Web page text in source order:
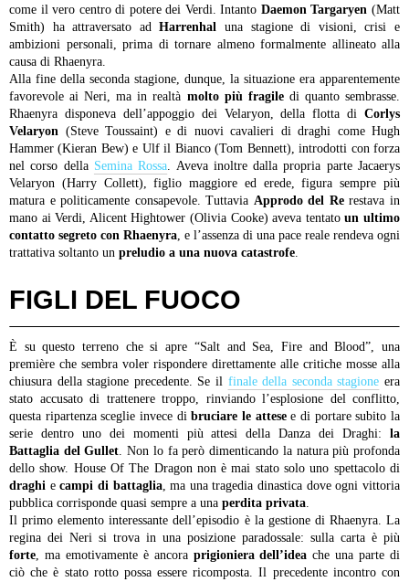
come il vero centro di potere dei Verdi. Intanto Daemon Targaryen (Matt
Smith) ha attraversato adHarrenhal una stagione di visioni, crisi e
ambizioni personali, prima di tornare almeno formalmente allineato alla
causa di Rhaenyra.
Alla fine della seconda stagione, dunque, la situazione era apparentemente
favorevole ai Neri, ma in realtà molto più fragiledi quanto sembrasse.
Rhaenyra disponeva dell’appoggio dei Velaryon, della flotta di Corlys
Velaryon (Steve Toussaint) e di nuovi cavalieri di draghi come Hugh
Hammer (Kieran Bew) e Ulf il Bianco (Tom Bennett), introdotti con forza
nel corso della Semina Rossa. Aveva inoltre dalla propria parte Jacaerys
Velaryon (Harry Collett), figlio maggiore ed erede, figura sempre più
matura e politicamente consapevole. Tuttavia Approdo del Rerestava in
mano ai Verdi, Alicent Hightower (Olivia Cooke) aveva tentatoun ultimo
contatto segreto con Rhaenyra, e l’assenza di una pace reale rendeva ogni
trattativa soltanto un preludio a una nuova catastrofe.
FIGLI DEL FUOCO
È su questo terreno che si apre “Salt and Sea, Fire and Blood”, una
première che sembra voler rispondere direttamente alle critiche mosse alla
chiusura della stagione precedente. Se il finale della seconda stagione era
stato accusato di trattenere troppo, rinviando l’esplosione del conflitto,
questa ripartenza sceglie invece dibruciare le attesee di portare subito la
serie dentro uno dei momenti più attesi della Danza dei Draghi: la
Battaglia del Gullet. Non lo fa però dimenticando la natura più profonda
dello show. House Of The Dragon non è mai stato solo uno spettacolo di
draghi ecampi di battaglia, ma una tragedia dinastica dove ogni vittoria
pubblica corrisponde quasi sempre a una perdita privata.
Il primo elemento interessante dell’episodio è la gestione di Rhaenyra. La
regina dei Neri si trova in una posizione paradossale: sulla carta è più
forte, ma emotivamente è ancora prigioniera dell’idea che una parte di
ciò che è stato rotto possa essere ricomposta. Il precedente incontro con